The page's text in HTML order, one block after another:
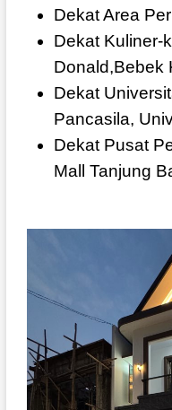
Dekat Area
Dekat Kuliner-
Donald,Bebek
Dekat
Pancasila,
Dekat Pusat
Mall Tanjung